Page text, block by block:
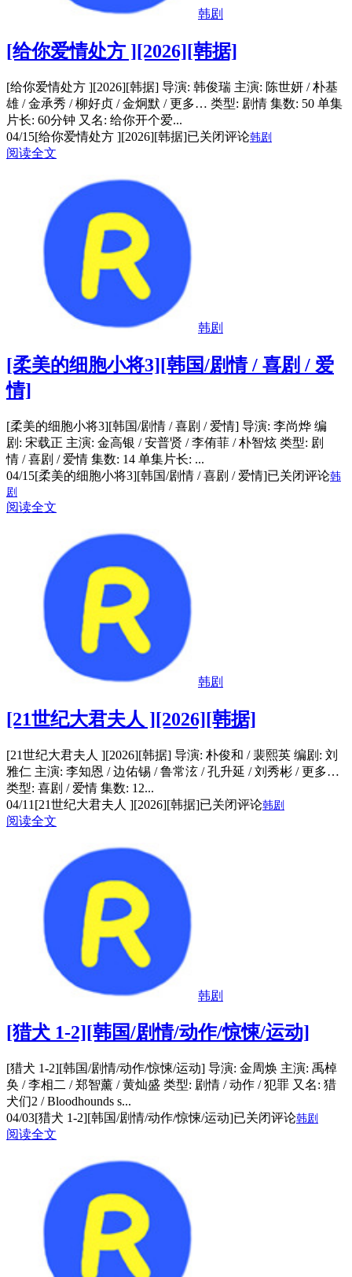
韩剧
[给你爱情处方 ][2026][韩据]
[给你爱情处方 ][2026][韩据] 导演: 韩俊瑞 主演: 陈世妍 / 朴基
雄 / 金承秀 / 柳好贞 / 金炯默 / 更多… 类型: 剧情 集数: 50 单集
片长: 60分钟 又名: 给你开个爱...
04/15[给你爱情处方 ][2026][韩据]已关闭评论韩剧
阅读全文
韩剧
[柔美的细胞小将3][韩国/剧情 / 喜剧 / 爱
情]
[柔美的细胞小将3][韩国/剧情 / 喜剧 / 爱情] 导演: 李尚烨 编
剧: 宋载正 主演: 金高银 / 安普贤 / 李侑菲 / 朴智炫 类型: 剧
情 / 喜剧 / 爱情 集数: 14 单集片长: ...
04/15[柔美的细胞小将3][韩国/剧情 / 喜剧 / 爱情]已关闭评论韩
剧
阅读全文
韩剧
[21世纪大君夫人 ][2026][韩据]
[21世纪大君夫人 ][2026][韩据] 导演: 朴俊和 / 裴熙英 编剧: 刘
雅仁 主演: 李知恩 / 边佑锡 / 鲁常泫 / 孔升延 / 刘秀彬 / 更多…
类型: 喜剧 / 爱情 集数: 12...
04/11 [21世纪大君夫人 ][2026][韩据]已关闭评论韩剧
阅读全文
韩剧
[猎犬 1-2][韩国/剧情/动作/惊悚/运动]
[猎犬 1-2][韩国/剧情/动作/惊悚/运动] 导演: 金周焕 主演: 禹棹
奂 / 李相二 / 郑智薰 / 黄灿盛 类型: 剧情 / 动作 / 犯罪 又名: 猎
犬们2 / Bloodhounds s...
04/03[猎犬 1-2][韩国/剧情/动作/惊悚/运动]已关闭评论韩剧
阅读全文